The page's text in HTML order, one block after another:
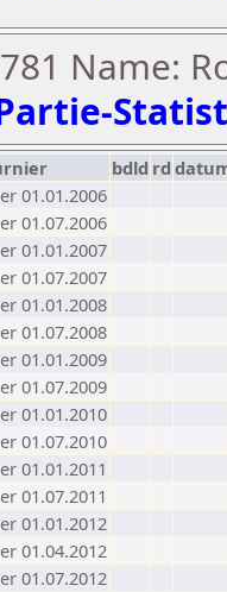
Name:
bdld rd
01.01.2006
01.07.2006
01.01.2007
01.07.2007
01.01.2008
01.07.2008
01.01.2009
01.07.2009
01.01.2010
01.07.2010
01.01.2011
01.07.2011
01.01.2012
01.04.2012
01.07.2012